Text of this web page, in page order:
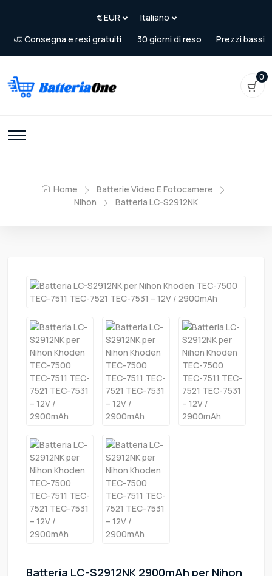
Consegna e resi gratuiti 30 giorni di reso Prezzi bassi
0
Home
Batterie Video E Fotocamere
Nihon
Batteria LC-S2912NK
Batteria LC-S2912NK 2900mAh per Nihon